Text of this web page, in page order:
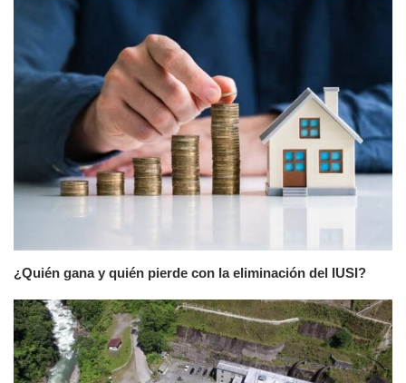
¿Quién gana y quién pierde con la eliminación del IUSI?